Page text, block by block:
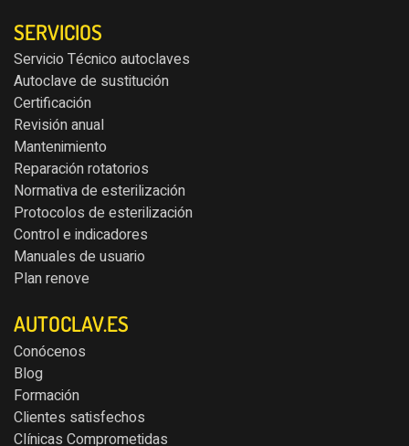
SERVICIOS
Servicio Técnico autoclaves
Autoclave de sustitución
Certificación
Revisión anual
Mantenimiento
Reparación rotatorios
Normativa de esterilización
Protocolos de esterilización
Control e indicadores
Manuales de usuario
Plan renove
AUTOCLAV.ES
Conócenos
Blog
Formación
Clientes satisfechos
Clínicas Comprometidas